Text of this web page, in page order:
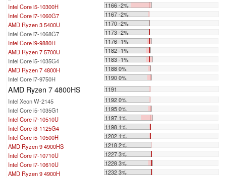
Intel Core i5-10300H
1166 -2%
Intel Core i7-1060G7
1167 -2%
AMD Ryzen 3 5400U
1170 -2%
Intel Core i7-1068G7
1173 -2%
Intel Core i9-9880H
1176 -1%
AMD Ryzen 7 5700U
1182 -1%
Intel Core i5-1035G4
1183 -1%
AMD Ryzen 7 4800H
1188 0%
Intel Core i7-9750H
1190 0%
AMD Ryzen 7 4800HS
1191
Intel Xeon W-2145
1192 0%
Intel Core i5-1035G1
1195 0%
Intel Core i7-10510U
1197 1%
Intel Core i3-1125G4
1198 1%
Intel Core i5-10500H
1202 1%
AMD Ryzen 9 4900HS
1218 2%
Intel Core i7-10710U
1227 3%
Intel Core i7-10610U
1228 3%
AMD Ryzen 9 4900H
1232 3%